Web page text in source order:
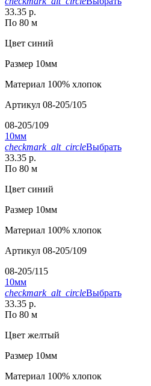
33.35 р.
По 80 м
Цвет синий
Размер 10мм
Материал 100% хлопок
Артикул 08-205/105
08-205/109
10мм
checkmark_alt_circleВыбрать
33.35 р.
По 80 м
Цвет синий
Размер 10мм
Материал 100% хлопок
Артикул 08-205/109
08-205/115
10мм
checkmark_alt_circleВыбрать
33.35 р.
По 80 м
Цвет желтый
Размер 10мм
Материал 100% хлопок